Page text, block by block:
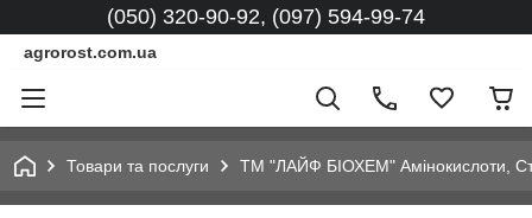
(050) 320-90-92, (097) 594-99-74
agrorost.com.ua
Товари та послуги ТМ "ЛАЙФ БІОХЕМ" Амінокислоти,